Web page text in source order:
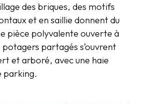
des briques, des motifs
et en saillie donnent du
pièce polyvalente ouverte à
partagés s’ouvrent
et arboré, avec une haie
parking.